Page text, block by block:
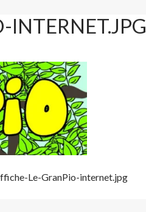
INTERNET.JPG
Le-GranPio-internet.jpg